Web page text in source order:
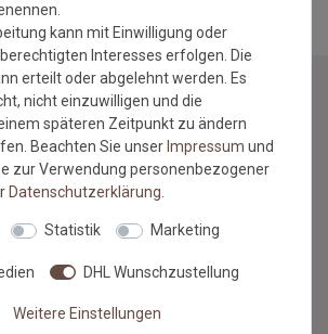
Profitieren Sie von aktuellen Angeboten
von den neuesten Produkten als
NACHNAME
kann mit Einwilligung oder
Interesses erfolgen. Die
erteilt oder abgelehnt werden. Es
nicht einzuwilligen und die
späteren Zeitpunkt zu ändern
Beachten Sie unser Impressum und
zur Verwendung personenbezogener
Daten­schutz­erklärung
Statistik Marketing
DHL Wunschzustellung
Weitere Einstellungen